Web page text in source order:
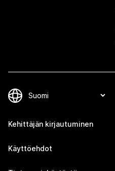
Kehittäjän kirjautuminen
Käyttöehdot